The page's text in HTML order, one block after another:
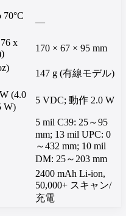
70°C
—
x
170 × 67 × 95 mm
147 g (有線モデル)
(4.0
W)
5 VDC; 動作 2.0 W
5 mil C39: 25～95
mm; 13 mil UPC: 0
～432 mm; 10 mil
DM: 25～203 mm
2400 mAh Li-ion,
50,000+ スキャン/
充電